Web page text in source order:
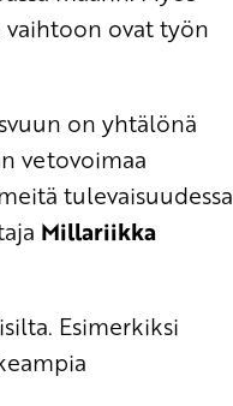
ovat työn
on yhtälönä
vetovoimaa
tulevaisuudessa
Millariikka
Esimerkiksi